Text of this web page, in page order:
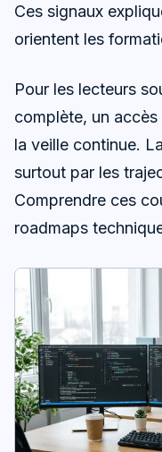
Ces signaux
orientent les
Pour les lecteurs
complète, un accès
la veille continue.
surtout par les
Comprendre ces
roadmaps